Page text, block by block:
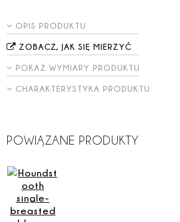
OPIS PRODUKTU
ZOBACZ, JAK SIĘ MIERZYĆ
POKAŻ WYMIARY PRODUKTU
CHARAKTERYSTYKA PRODUKTU
POWIĄZANE PRODUKTY